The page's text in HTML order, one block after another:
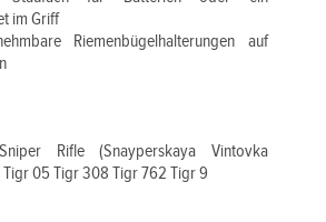
im Griff
Riemenbügelhalterungen auf
Rifle (Snayperskaya Vintovka
05 Tigr 308 Tigr 762 Tigr 9